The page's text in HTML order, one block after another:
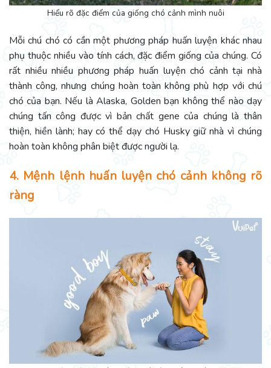
Hiểu rõ đặc điểm của giống chó cảnh mình nuôi
Mỗi chú chó có cần một phương pháp huấn luyện khác nhau
phụ thuộc nhiều vào tính cách, đặc điểm giống của chúng. Có
rất nhiều nhiều phương pháp huấn luyện chó cảnh tại nhà
thành công, nhưng chúng hoàn toàn không phù hợp với chú
chó của bạn. Nếu là Alaska, Golden bạn không thể nào dạy
chúng tấn công được vì bản chất gene của chúng là thân
thiện, hiền lành; hay có thể dạy chó Husky giữ nhà vì chúng
hoàn toàn không phân biệt được người lạ.
4. Mệnh lệnh huấn luyện chó cảnh không rõ
ràng